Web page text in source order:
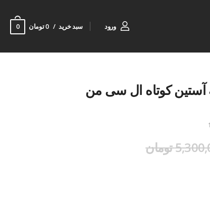
ورود سبد خرید 0 تومان 0
کوتاه ال سی من
تومان